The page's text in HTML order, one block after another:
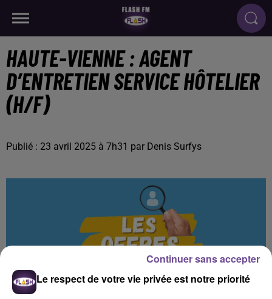
HAUTE-VIENNE : AGENT
D’ENTRETIEN SERVICE HÔTELIER
(H/F)
Publié : 23 avril 2025 à 7h31 par Denis Surfys
Le respect de votre vie privée est notre priorité
Continuer sans accepter